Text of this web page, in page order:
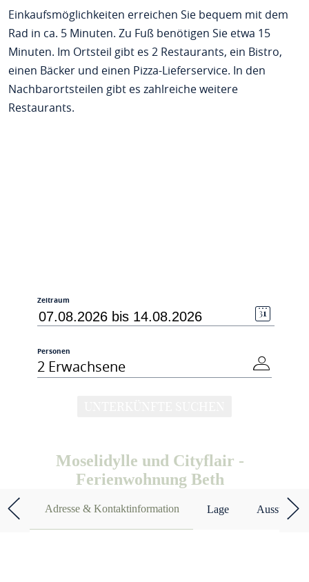
Einkaufsmöglichkeiten erreichen Sie bequem mit dem
Rad in ca. 5 Minuten. Zu Fuß benötigen Sie etwa 15
Minuten. Im Ortsteil gibt es 2 Restaurants, ein Bistro,
einen Bäcker und einen Pizza-Lieferservice. In den
Nachbarortsteilen gibt es zahlreiche weitere
Restaurants.
Zeitraum
Personen
2 Erwachsene
Moselidylle und Cityflair -
Ferienwohnung Beth
Adresse & Kontaktinformation Lage